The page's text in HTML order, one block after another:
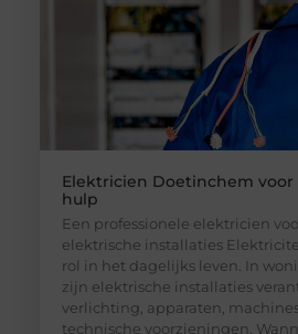
Elektricien Doetinchem
hulp
Een professionele elektricien
elektrische installaties
rol in het dagelijks leven. In
zijn elektrische installaties
verlichting, apparaten,
technische voorzieningen.